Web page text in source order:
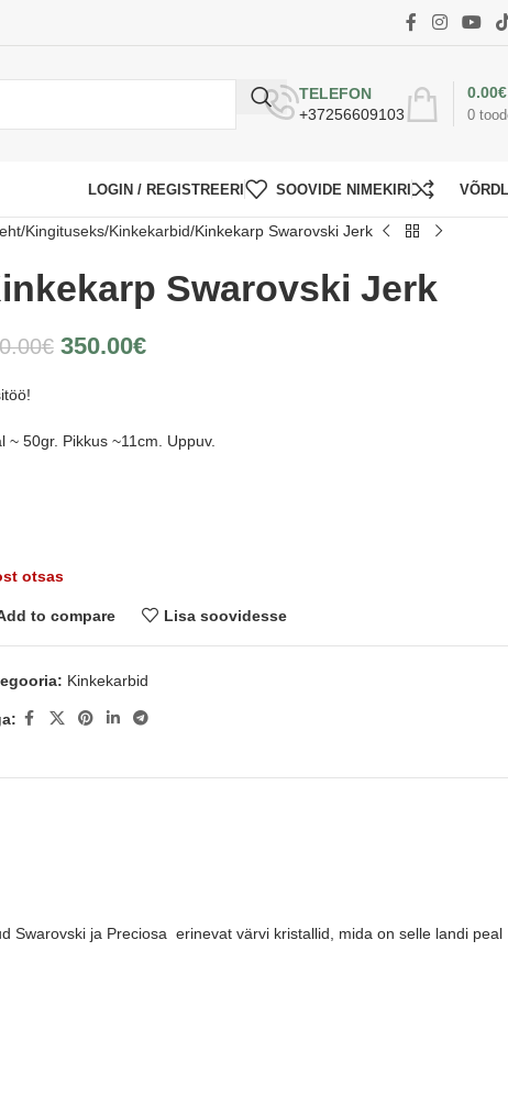
TELEFON
+37256609103
0
0.00€
LOGIN / REGISTREERI SOOVIDE NIMEKIRI
Kingituseks Kinkekarbid Kinkekarp Swarovski Jerk
Swarovski Jerk
€ 350.00€
~ 50gr. Pikkus ~11cm. Uppuv.
otsas
to compare Lisa soovidesse
Kinkekarbid
Swarovski ja Preciosa erinevat värvi kristallid, mida on selle landi peal